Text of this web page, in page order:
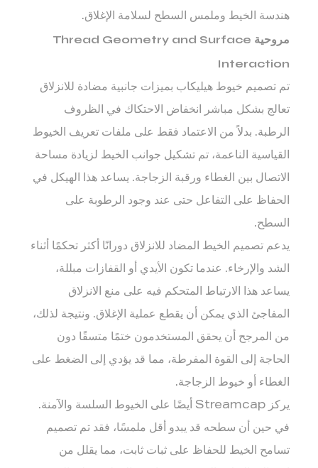
هندسة الخيط وملمس السطح لسلامة الإغلاق.
مروحية Thread Geometry and Surface
Interaction
تم تصميم خيوط هيليكاب بميزات جانبية مضادة للانزلاق
تعالج بشكل مباشر انخفاض الاحتكاك في الظروف
الرطبة. بدلاً من الاعتماد فقط على ملفات تعريف الخيوط
القياسية الناعمة، تم تشكيل جوانب الخيط لزيادة مساحة
الاتصال بين الغطاء ورقبة الزجاجة. يساعد هذا الهيكل في
الحفاظ على التفاعل حتى عند وجود الرطوبة على
السطح.
يدعم تصميم الخيط المضاد للانزلاق دورانًا أكثر تحكمًا أثناء
الشد والإرخاء. عندما تكون الأيدي أو القفازات مبللة،
يساعد هذا الارتباط المتحكم فيه على منع الانزلاق
المفاجئ الذي يمكن أن يقطع عملية الإغلاق. ونتيجة لذلك،
من المرجح أن يحقق المستخدمون ختمًا متسقًا دون
الحاجة إلى القوة المفرطة، مما قد يؤدي إلى الضغط على
الغطاء أو خيوط الزجاجة.
يركز Streamcap أيضًا على الخيوط السلسة والآمنة.
في حين أن سطحه قد يبدو أقل ملمسًا، فقد تم تصميم
تسامح الخيط للحفاظ على ثبات ثابت، مما يقلل من